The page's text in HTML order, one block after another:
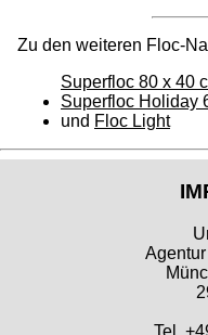
Zu den weiteren Floc-
Superfloc 80 x 40
Superfloc Holiday
und Floc Light
Tel.